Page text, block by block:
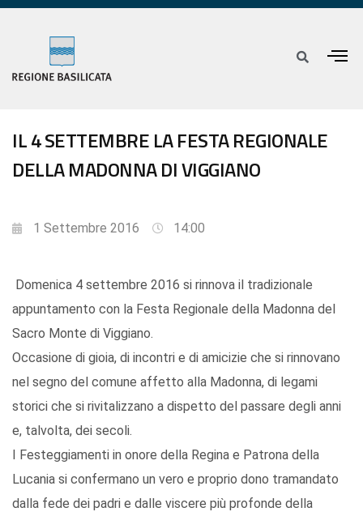
IL 4 SETTEMBRE LA FESTA REGIONALE
DELLA MADONNA DI VIGGIANO
1 Settembre 2016 14:00
Domenica 4 settembre 2016 si rinnova il tradizionale
appuntamento con la Festa Regionale della Madonna del
Sacro Monte di Viggiano.
Occasione di gioia, di incontri e di amicizie che si rinnovano
nel segno del comune affetto alla Madonna, di legami
storici che si rivitalizzano a dispetto del passare degli anni
e, talvolta, dei secoli.
I Festeggiamenti in onore della Regina e Patrona della
Lucania si confermano un vero e proprio dono tramandato
dalla fede dei padri e dalle viscere più profonde della